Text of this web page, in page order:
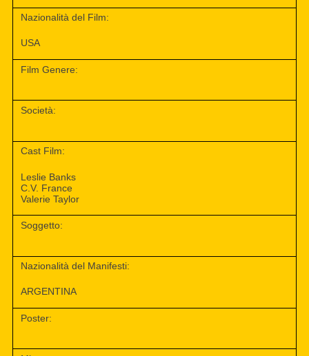
Nazionalità del Film:
USA
Film Genere:
Società:
Cast Film:
Leslie Banks
C.V. France
Valerie Taylor
Soggetto:
Nazionalità del Manifesti:
ARGENTINA
Poster: